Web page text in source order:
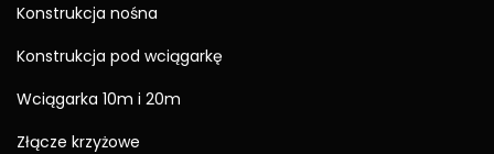
Konstrukcja nośna
Konstrukcja pod wciągarkę
Wciągarka 10m i 20m
Złącze krzyżowe